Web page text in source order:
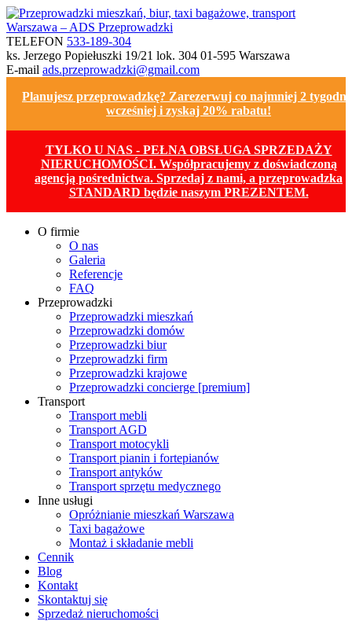
TELEFON 533-189-304
ks. Jerzego Popiełuszki 19/21 lok. 304 01-595 Warszawa
E-mail ads.przeprowadzki@gmail.com
Planujesz przeprowadzkę? Zarezerwuj co najmniej 2
wcześniej i zyskaj 20% rabatu!
TYLKO U NAS - PEŁNA OBSŁUGA SPRZEDAŻY
NIERUCHOMOŚCI. Współpracujemy z doświadczoną
agencją pośrednictwa. Sprzedaj z nami, a przeprowadzka
STANDARD będzie naszym PREZENTEM.
O firmie
O nas
Galeria
Referencje
FAQ
Przeprowadzki
Przeprowadzki mieszkań
Przeprowadzki domów
Przeprowadzki biur
Przeprowadzki firm
Przeprowadzki krajowe
Przeprowadzki concierge [premium]
Transport
Transport mebli
Transport AGD
Transport motocykli
Transport pianin i fortepianów
Transport antyków
Transport sprzętu medycznego
Inne usługi
Opróżnianie mieszkań Warszawa
Taxi bagażowe
Montaż i składanie mebli
Cennik
Blog
Kontakt
Skontaktuj się
Sprzedaż nieruchomości